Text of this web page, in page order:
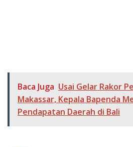
Baca Juga Usai Gelar Rakor
Makassar, Kepala Bapenda
Pendapatan Daerah di Bali